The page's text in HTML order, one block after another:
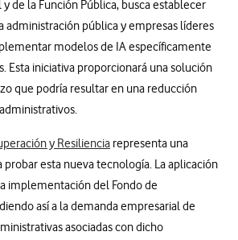
de la Función Pública, busca establecer
administración pública y empresas líderes
modelos de IA específicamente
Esta iniciativa proporcionará una solución
que podría resultar en una reducción
y Resiliencia representa una
esta nueva tecnología. La aplicación
implementación del Fondo de
así a la demanda empresarial de
asociadas con dicho